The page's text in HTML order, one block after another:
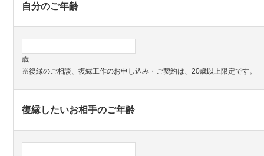
自分のご年齢
歳
※復縁のご相談、復縁工作のお申し込み・ご契約は、20歳以上限定です。
復縁したいお相手のご年齢